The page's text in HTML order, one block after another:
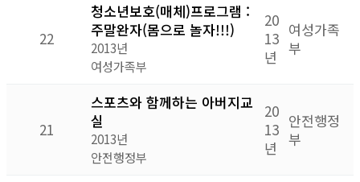
22
청소년보호(매체)프로그램 :
주말완자(몸으로 놀자!!!)
2013년
여성가족부
20
13
년
여성가족
부
21
스포츠와 함께하는 아버지교
실
2013년
안전행정부
20
13
년
안전행정
부